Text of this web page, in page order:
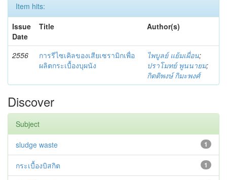
Item hits:
Issue
Date
Title Author(s)
2556
การรีไซเคิลของเสียเซรามิกเพื่อ
ผลิตกระเบื้องบุผนัง
ไพบูลย์ แย้มเผื่อน;
ปราโมทย์ พูนนายม;
กิตติพงษ์ กิมะพงศ์
Discover
Subject
1
sludge waste
1
กระเบื้องบิสกิต